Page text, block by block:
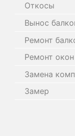
Откосы
Вынос
Ремонт
Ремонт окон
Замена
Замер